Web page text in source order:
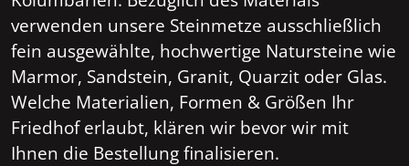
verwenden unsere Steinmetze ausschließlich
fein ausgewählte, hochwertige Natursteine wie
Marmor, Sandstein, Granit, Quarzit oder Glas.
Welche Materialien, Formen & Größen Ihr
Friedhof erlaubt, klären wir bevor wir mit
Ihnen die Bestellung finalisieren.